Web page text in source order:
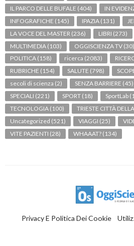
IL PARCO DELLE BUFALE (404) IN
INFOGRAFICHE (145) IPAZIA (131)
LA VOCE DEL MASTER (236) LIBRI (273)
MULTIMEDIA (103) OGGISCIENZA TV (30)
POLITICA (158) ricerca (2083)
RUBRICHE (154) SALUTE (798)
secoli di scienza (2) SENZA BARRIERE (45)
SPECIALI (221) SPORT (18) SportLab
TECNOLOGIA (100) TRIESTE CITTÀ
Uncategorized (521) VIAGGI (25)
VITE PAZIENTI (28) WHAAAT? (134)
Privacy E Politica Dei Cookie